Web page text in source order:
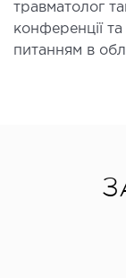
травматолог
конференції
питанням в